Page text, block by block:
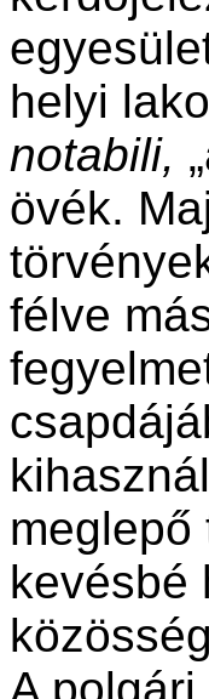
helyi
notabili,
övék.
félve
meglepő
kevésbé